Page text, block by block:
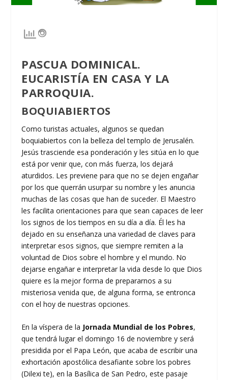
PASCUA DOMINICAL.
EUCARISTÍA EN CASA Y LA
PARROQUIA.
BOQUIABIERTOS
Como turistas actuales, algunos se quedan
boquiabiertos con la belleza del templo de Jerusalén.
Jesús trasciende esa ponderación y les sitúa en lo que
está por venir que, con más fuerza, los dejará
aturdidos. Les previene para que no se dejen engañar
por los que querrán usurpar su nombre y les anuncia
muchas de las cosas que han de suceder. El Maestro
les facilita orientaciones para que sean capaces de leer
los signos de los tiempos en su día a día. Él les ha
dejado en su enseñanza una variedad de claves para
interpretar esos signos, que siempre remiten a la
voluntad de Dios sobre el hombre y el mundo. No
dejarse engañar e interpretar la vida desde lo que Dios
quiere es la mejor forma de prepararnos a su
misteriosa venida que, de alguna forma, se entronca
con el hoy de nuestras opciones.
En la víspera de la Jornada Mundial de los Pobres,
que tendrá lugar el domingo 16 de noviembre y será
presidida por el Papa León, que acaba de escribir una
exhortación apostólica desafiante sobre los pobres
(Dilexi te), en la Basílica de San Pedro, este pasaje